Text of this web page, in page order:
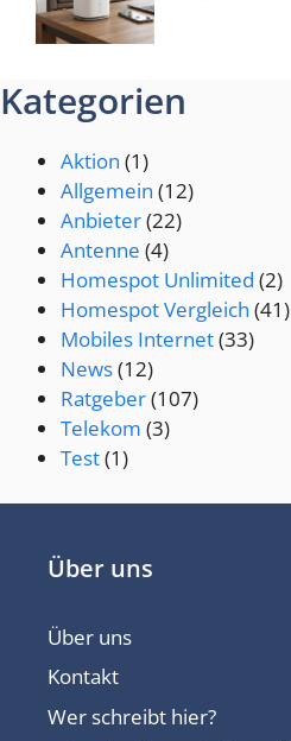
Kategorien
Aktion (1)
Allgemein (12)
Anbieter(22)
Antenne (4)
Homespot Unlimited (2)
Homespot Vergleich (41)
Mobiles Internet(33)
News(12)
Ratgeber(107)
Telekom (3)
Test(1)
Über uns
Über uns
Kontakt
Wer schreibt hier?